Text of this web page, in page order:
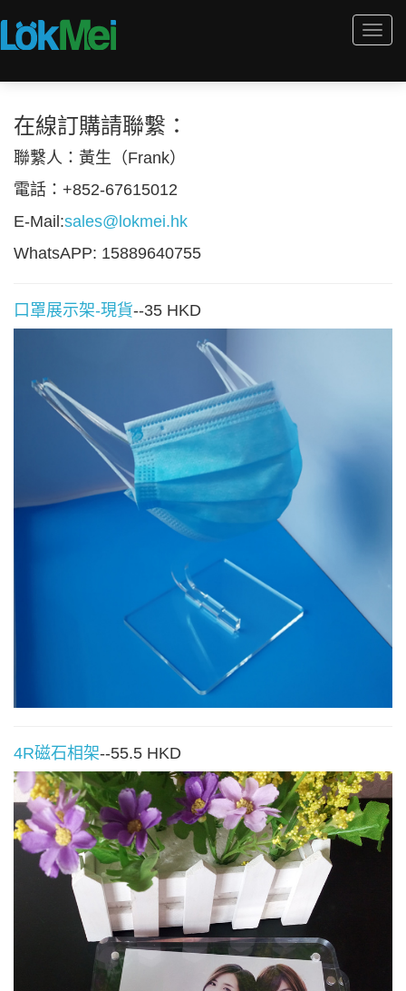
在線訂購請聯繫：
聯繫人：黃生（Frank）
電話：+852-67615012
E-Mail:sales@lokmei.hk
WhatsAPP: 15889640755
口罩展示架-現貨--35 HKD
4R磁石相架--55.5 HKD